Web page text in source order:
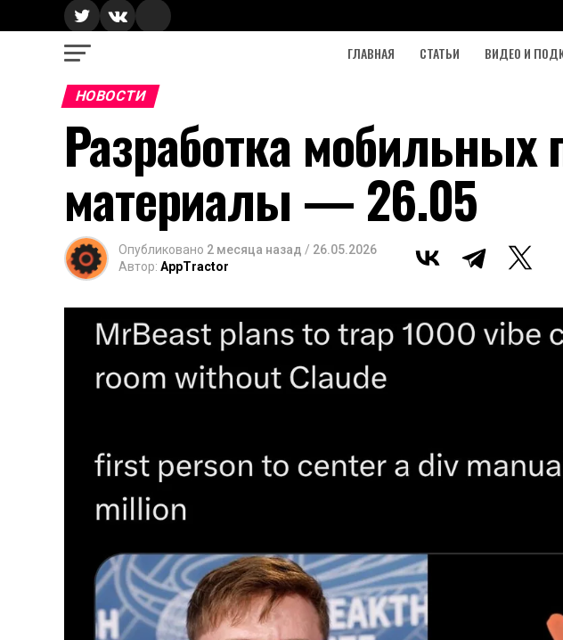
ГЛАВНАЯ СТАТЬИ ВИДЕО И
НОВОСТИ
Разработка
материалы — 26.05
Опубликовано 2 месяца назад / 26.05.2026
Автор: AppTractor